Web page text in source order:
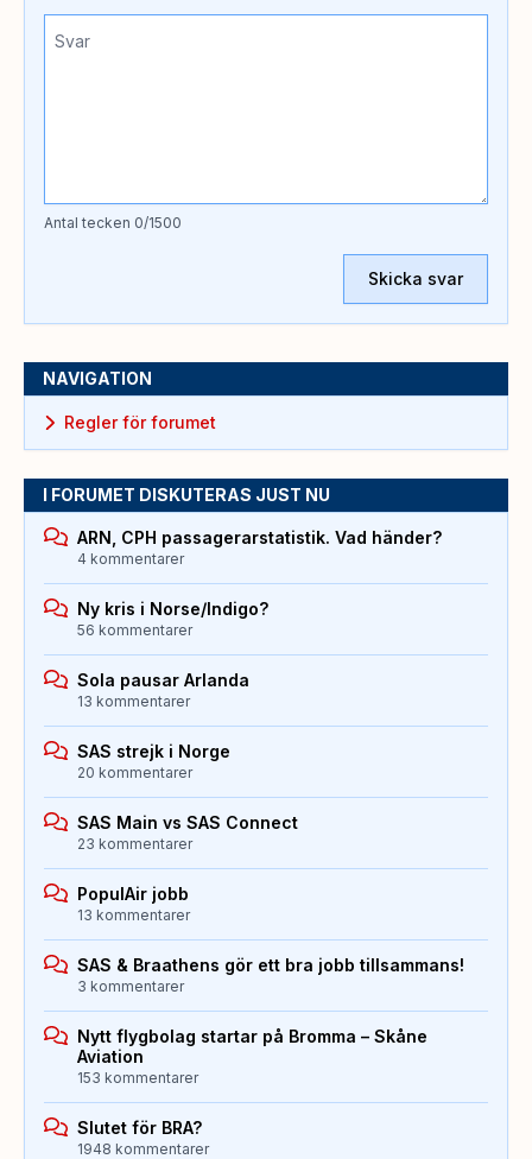
Antal tecken 0/1500
Skicka svar
NAVIGATION
Regler för forumet
I FORUMET DISKUTERAS JUST NU
ARN, CPH passagerarstatistik. Vad händer?
4 kommentarer
Ny kris i Norse/Indigo?
56 kommentarer
Sola pausar Arlanda
13 kommentarer
SAS strejk i Norge
20 kommentarer
SAS Main vs SAS Connect
23 kommentarer
PopulAir jobb
13 kommentarer
SAS & Braathens gör ett bra jobb tillsammans!
3 kommentarer
Nytt flygbolag startar på Bromma – Skåne
Aviation
153 kommentarer
Slutet för BRA?
1948 kommentarer